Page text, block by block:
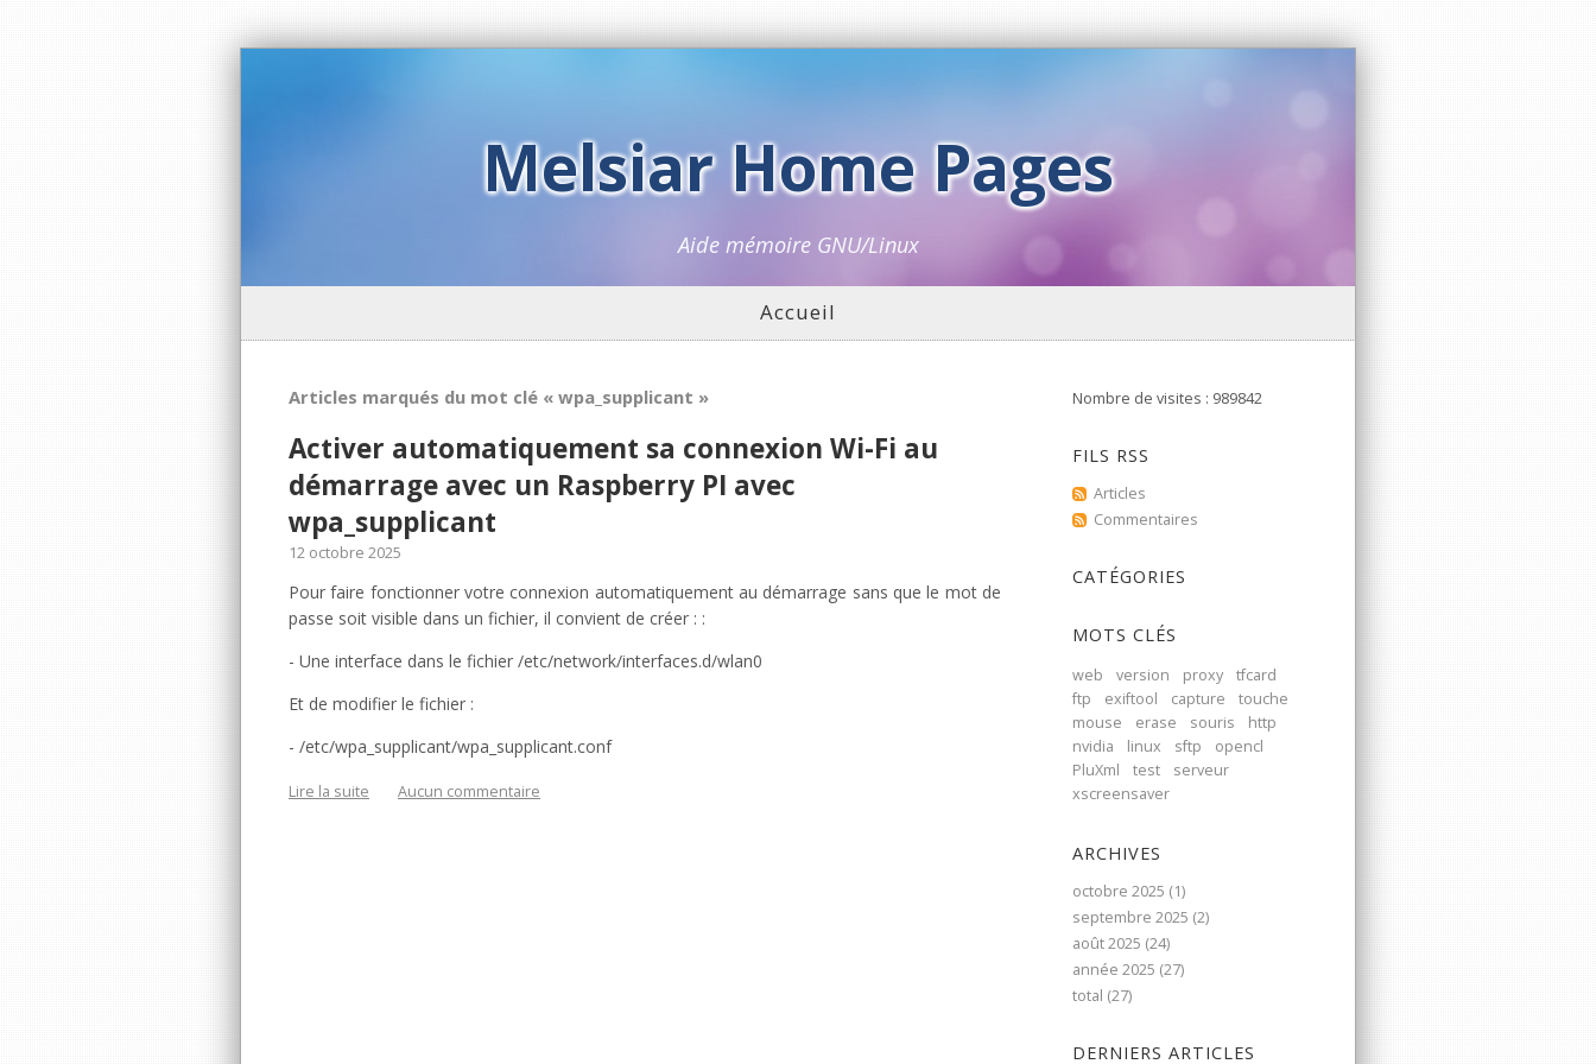
Melsiar Home Pages
Aide mémoire GNU/Linux
Accueil
Articles marqués du mot clé « wpa_supplicant »
Activer automatiquement sa connexion Wi-Fi au
démarrage avec un Raspberry PI avec
wpa_supplicant
12 octobre 2025
Pour faire fonctionner votre connexion automatiquement au démarrage sans que le mot de
passe soit visible dans un fichier, il convient de créer : :
- Une interface dans le fichier /etc/network/interfaces.d/wlan0
Et de modifier le fichier :
- /etc/wpa_supplicant/wpa_supplicant.conf
Lire la suite Aucun commentaire
Nombre de visites : 989842
FILS RSS
Articles
Commentaires
CATÉGORIES
MOTS CLÉS
web version proxy
tfcard
ftp
exiftool capture
touche
mouse
erase souris
http
nvidia
linux sftp
opencl
PluXml
test
serveur
xscreensaver
ARCHIVES
octobre 2025 (1)
septembre 2025 (2)
août 2025 (24)
année 2025 (27)
total (27)
DERNIERS ARTICLES